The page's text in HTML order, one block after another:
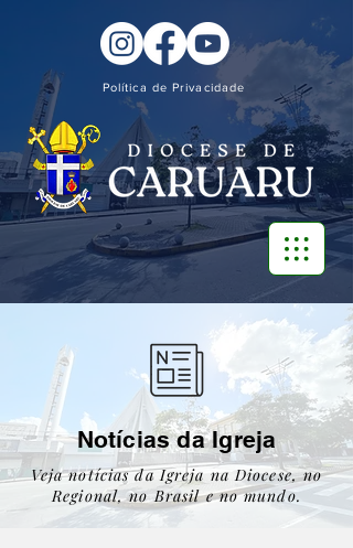
Política de Privacidade
Notícias da Igreja
Veja notícias da Igreja na Diocese, no
Regional, no Brasil e no mundo.